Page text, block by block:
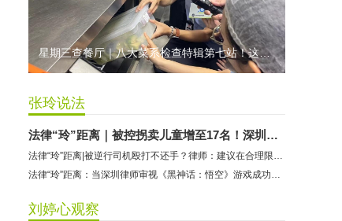
2021年深圳市消费投诉分析报告出炉 教育培训投诉量增长
星期三查餐厅｜八大菜系检查特辑第七站！这家米其林一星人气闽菜餐厅后厨干净吗？
张玲说法
法律“玲”距离｜被控拐卖儿童增至17名！深圳律师解读余华英案
刘婷心观察